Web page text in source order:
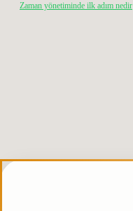
Zaman yönetiminde ilk adım nedir